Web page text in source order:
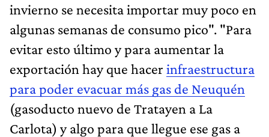
invierno se necesita importar muy poco en
algunas semanas de consumo pico". "Para
evitar esto último y para aumentar la
exportación hay que hacer infraestructura
para poder evacuar más gas de Neuquén
(gasoducto nuevo de Tratayen a La
Carlota) y algo para que llegue ese gas a